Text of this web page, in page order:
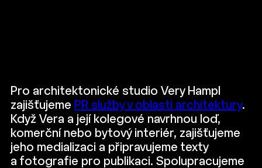
Pro architektonické studio Very Hampl
zajišťujeme PR služby v oblasti architektury.
Když Vera a její kolegové navrhnou loď,
komerční nebo bytový interiér, zajišťujeme
jeho medializaci a připravujeme texty
a fotografie pro publikaci. Spolupracujeme